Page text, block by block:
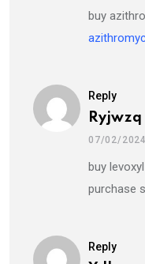
buy
Reply
Ryjwzq
07/02/2024
buy
purchase
Reply